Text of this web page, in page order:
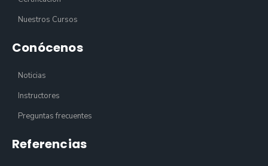
Nuestros Cursos
Conócenos
Noticias
Instructores
Preguntas frecuentes
Referencias